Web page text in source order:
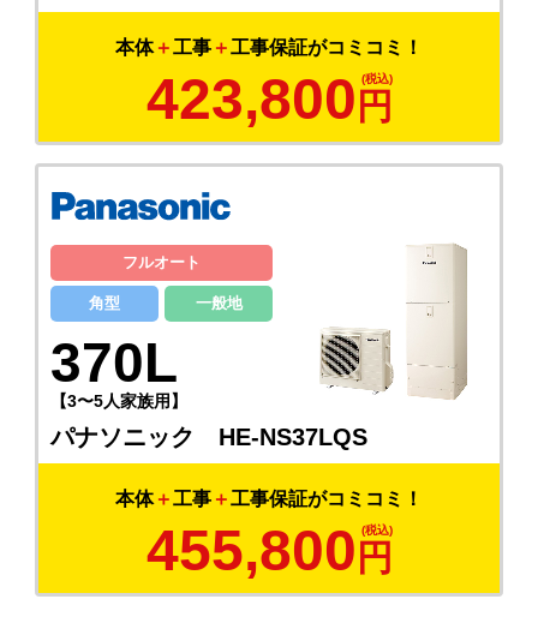
本体＋工事 ＋工事保証がコミコミ！
423,800 円
フルオート
角型 一般地
370L
【3〜5人家族用】
パナソニック HE-NS37LQS
本体＋工事 ＋工事保証がコミコミ！
455,800 円